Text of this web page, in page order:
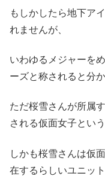
もしかしたら地下ア
れませんが、
いわゆるメジャーを
ーズと称されると分
ただ桜雪さんが所属
される仮面女子とい
しかも桜雪さんは仮
在するらしいユニッ